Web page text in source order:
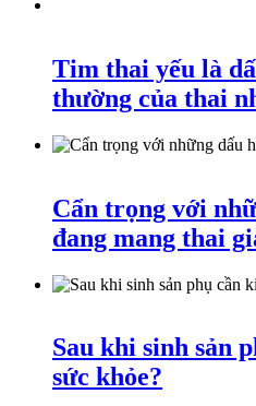
Tim thai yếu là
thường của thai
Cẩn trọng với
đang mang thai
Sau khi sinh sản
sức khỏe?